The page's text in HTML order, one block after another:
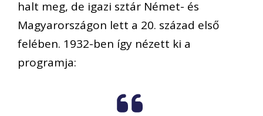
halt meg, de igazi sztár Német- és
Magyarországon lett a 20. század első
felében. 1932-ben így nézett ki a
programja: